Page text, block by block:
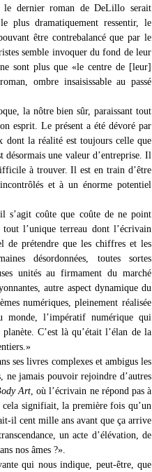
dernier roman de DeLillo serait
plus dramatiquement ressentir, le
être contrebalancé que par le
semble invoquer du fond de leur
sont plus que «le centre de [leur]
ombre insaisissable au passé
la nôtre bien sûr, paraissant tout
esprit. Le présent a été dévoré par
dont la réalité est toujours celle que
désormais une valeur d’entreprise. Il
à trouver. Il est en train d’être
et à un énorme potentiel
s’agit coûte que coûte de ne point
l’unique terreau dont l’écrivain
prétendre que les chiffres et les
désordonnées, toutes sortes
unités au firmament du marché
autre aspect dynamique du
numériques, pleinement réalisée
monde, l’impératif numérique qui
C’est là qu’était l’élan de la
ses livres complexes et ambigus les
ne jamais pouvoir rejoindre d’autres
Art , où l’écrivain ne répond pas à
cela signifiait, la première fois qu’un
il cent mille ans avant que ça arrive
un acte d’élévation, de
nos âmes ?».
qui nous indique, peut-être, que